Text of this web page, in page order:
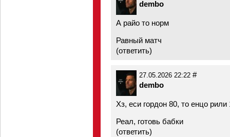
dembo
А райо то норм
Равный матч
(ответить)
27.05.2026 22:22 #
dembo
Хз, еси гордон 80, то енцо рили
Реал, готовь бабки
(ответить)